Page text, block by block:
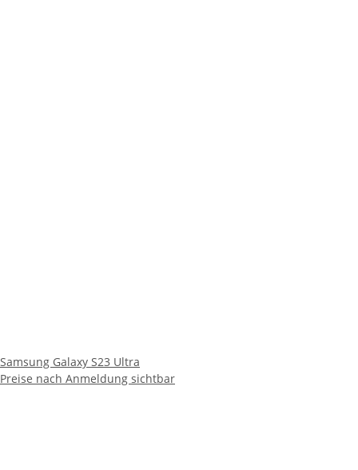
Samsung Galaxy S23 Ultra
Preise nach Anmeldung sichtbar